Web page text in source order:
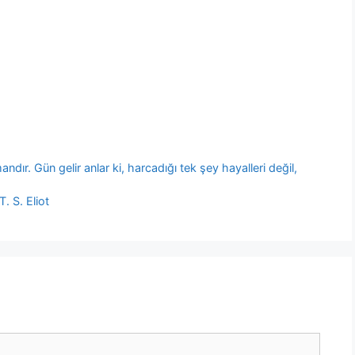
Gün gelir anlar ki, harcadığı tek şey hayalleri değil,
S. Eliot